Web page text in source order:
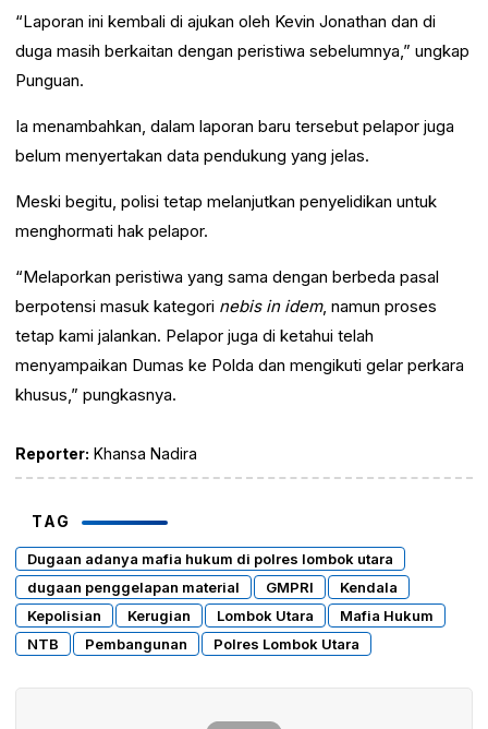
“Laporan ini kembali di ajukan oleh Kevin Jonathan dan di
duga masih berkaitan dengan peristiwa sebelumnya,” ungkap
Punguan.
Ia menambahkan, dalam laporan baru tersebut pelapor juga
belum menyertakan data pendukung yang jelas.
Meski begitu, polisi tetap melanjutkan penyelidikan untuk
menghormati hak pelapor.
“Melaporkan peristiwa yang sama dengan berbeda pasal
berpotensi masuk kategori nebis in idem, namun proses
tetap kami jalankan. Pelapor juga di ketahui telah
menyampaikan Dumas ke Polda dan mengikuti gelar perkara
khusus,” pungkasnya.
Reporter: Khansa Nadira
TAG
Dugaan adanya mafia hukum di polres lombok utara
dugaan penggelapan material
GMPRI
Kendala
Kepolisian
Kerugian Lombok Utara
Mafia Hukum
NTB
Pembangunan Polres Lombok Utara